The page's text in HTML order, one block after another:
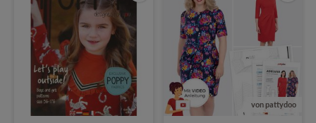
von pattydoo